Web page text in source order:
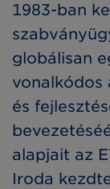
1983-ban
globálisan
vonalkódos
és
alapjait az
Iroda